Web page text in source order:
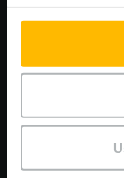
EU Data Act
Všeobecné